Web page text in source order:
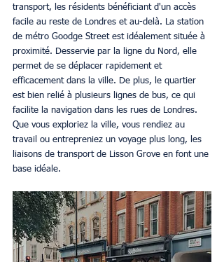
transport, les résidents bénéficiant d'un accès
facile au reste de Londres et au-delà. La station
de métro Goodge Street est idéalement située à
proximité. Desservie par la ligne du Nord, elle
permet de se déplacer rapidement et
efficacement dans la ville. De plus, le quartier
est bien relié à plusieurs lignes de bus, ce qui
facilite la navigation dans les rues de Londres.
Que vous exploriez la ville, vous rendiez au
travail ou entrepreniez un voyage plus long, les
liaisons de transport de Lisson Grove en font une
base idéale.